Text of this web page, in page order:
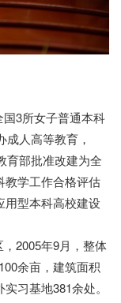
国3所女子普通本科
人高等教育，
育部批准改建为全
教学工作合格评估
用型本科高校建设
2005年9月，整体
余亩，建筑面积
习基地381余处。